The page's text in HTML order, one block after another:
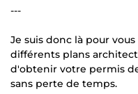
---
Je suis donc là pour
différents plans
d'obtenir votre permis
sans perte de temps.